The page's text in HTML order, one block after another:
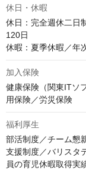
休日・休暇
休日：完全週休二日
120日
休暇：夏季休暇／年
加入保険
健康保険（関東ITソ
用保険／労災保険
福利厚生
部活制度／チーム懇
支援制度／バリスタ
員の育児休暇取得実